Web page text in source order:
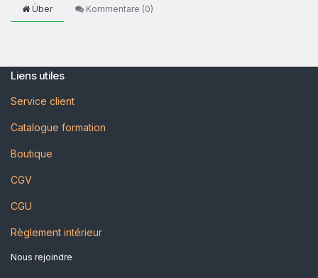
Über Kommentare (0)
Liens utiles
Service client
Catalogue formation
Boutique
CGV
CGU
Règlement intérieur
Nous rejoindre